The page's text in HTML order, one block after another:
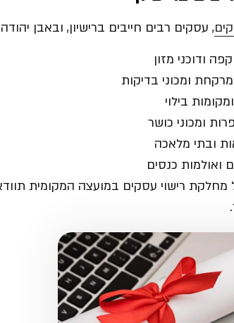
, עסקים רבים חייבים ברישיון, ובאבן
ודוכני מזון
ומכוני בדיקות
בילוי
ומכוני כושר
ובתי מלאכה
ואולמות כנסים
רישוי עסקים במועצה המקומית